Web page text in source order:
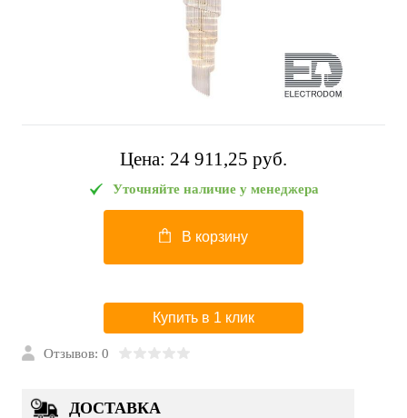
Цена: 24 911,25 pуб.
Уточняйте наличие у менеджера
В корзину
Купить в 1 клик
Отзывов: 0
ДОСТАВКА